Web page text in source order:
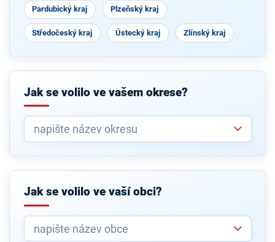
Pardubický kraj Plzeňský kraj
Středočeský kraj Ústecký kraj Zlínský kraj
Jak se volilo ve vašem okrese?
Jak se volilo ve vaší obci?